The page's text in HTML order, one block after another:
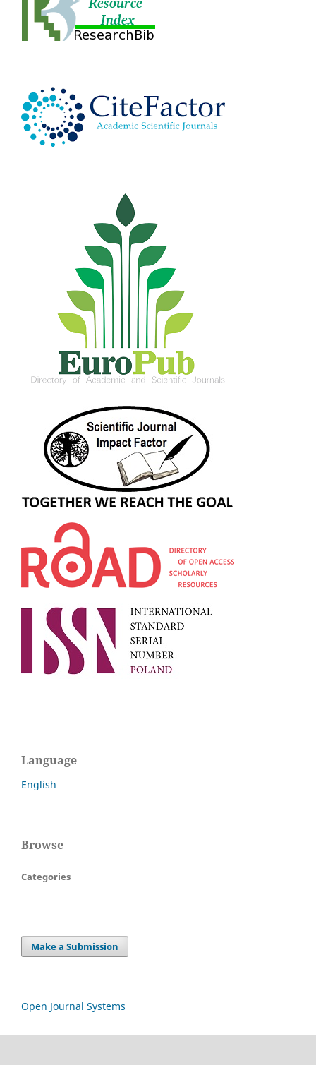
Language
English
Browse
Categories
Make a Submission
Open Journal Systems